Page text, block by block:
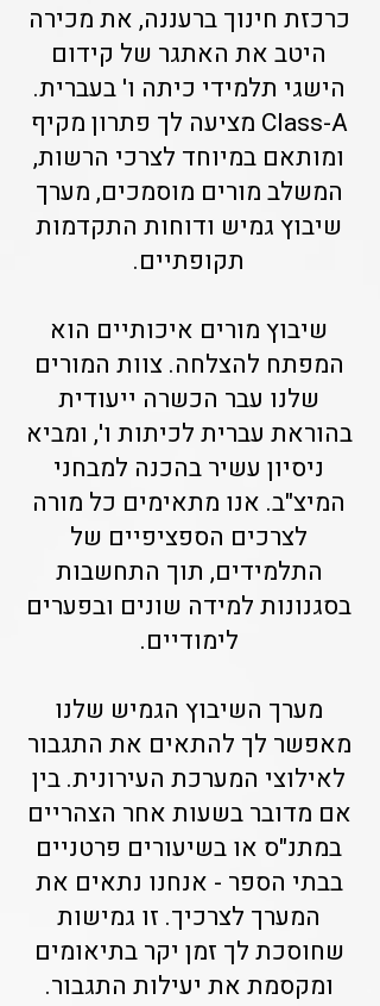
כרכזת חינוך ברעננה, את מכירה
היטב את האתגר של קידום
הישגי תלמידי כיתה ו' בעברית.
Class-A מציעה לך פתרון מקיף
ומותאם במיוחד לצרכי הרשות,
המשלב מורים מוסמכים, מערך
שיבוץ גמיש ודוחות התקדמות
תקופתיים.
שיבוץ מורים איכותיים הוא
המפתח להצלחה. צוות המורים
שלנו עבר הכשרה ייעודית
בהוראת עברית לכיתות ו', ומביא
ניסיון עשיר בהכנה למבחני
המיצ"ב. אנו מתאימים כל מורה
לצרכים הספציפיים של
התלמידים, תוך התחשבות
בסגנונות למידה שונים ובפערים
לימודיים.
מערך השיבוץ הגמיש שלנו
מאפשר לך להתאים את התגבור
לאילוצי המערכת העירונית. בין
אם מדובר בשעות אחר הצהריים
במתנ"ס או בשיעורים פרטניים
בבתי הספר - אנחנו נתאים את
המערך לצרכיך. זו גמישות
שחוסכת לך זמן יקר בתיאומים
ומקסמת את יעילות התגבור.